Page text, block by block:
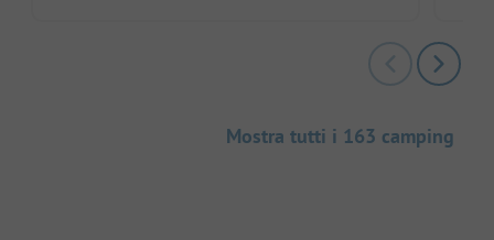
Mostra tutti i 163 camping